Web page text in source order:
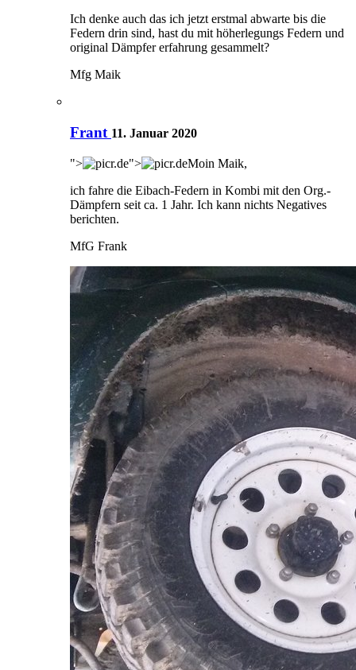
Ich denke auch das ich jetzt erstmal abwarte bis die
Federn drin sind, hast du mit höherlegungs Federn und
original Dämpfer erfahrung gesammelt?
Mfg Maik
Frant 11. Januar 2020
"> ">
Moin Maik,
ich fahre die Eibach-Federn in Kombi mit den Org.-
Dämpfern seit ca. 1 Jahr. Ich kann nichts Negatives
berichten.
MfG Frank